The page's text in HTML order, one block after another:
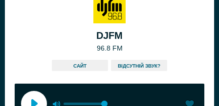
DJFM
96.8 FM
САЙТ ВІДСУТНІЙ ЗВУК?